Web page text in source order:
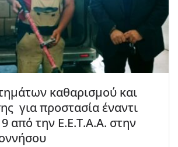
καθαρισμού και
για προστασία έναντι
από την Ε.Ε.Τ.Α.Α. στην